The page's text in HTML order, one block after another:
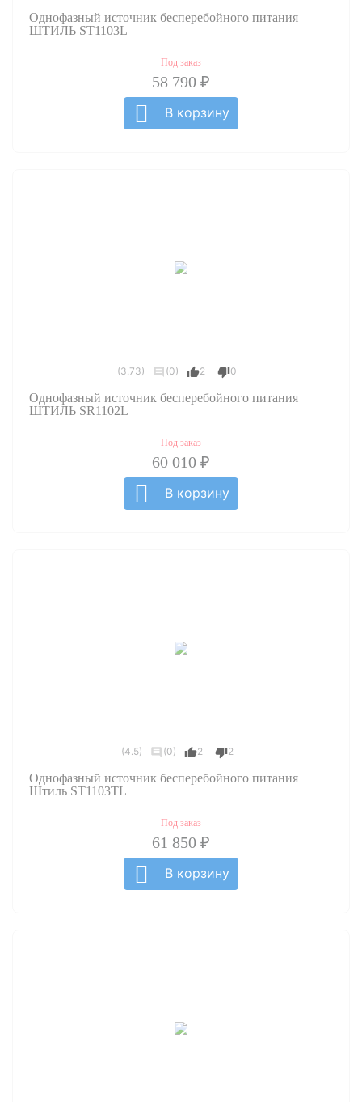
Однофазный источник бесперебойного питания
ШТИЛЬ ST1103L
Под заказ
58 790 ₽
В корзину
(3.73) (0) 2 0
Однофазный источник бесперебойного питания
ШТИЛЬ SR1102L
Под заказ
60 010 ₽
В корзину
(4.5) (0) 2 2
Однофазный источник бесперебойного питания
Штиль ST1103TL
Под заказ
61 850 ₽
В корзину